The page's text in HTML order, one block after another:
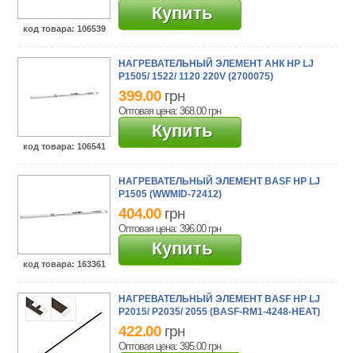
код товара: 106539
Купить
код товара: 106541
НАГРЕВАТЕЛЬНЫЙ ЭЛЕМЕНТ АНК HP LJ
P1505/ 1522/ 1120 220V (2700075)
399.00 грн
Оптовая цена: 368.00 грн
Купить
код товара: 163361
НАГРЕВАТЕЛЬНЫЙ ЭЛЕМЕНТ BASF HP LJ
P1505 (WWMID-72412)
404.00 грн
Оптовая цена: 396.00 грн
Купить
НАГРЕВАТЕЛЬНЫЙ ЭЛЕМЕНТ BASF HP LJ
P2015/ P2035/ 2055 (BASF-RM1-4248-HEAT)
422.00 грн
Оптовая цена: 395.00 грн